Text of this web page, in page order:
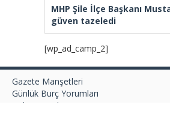
MHP Şile İlçe Başkanı
güven tazeledi
[wp_ad_camp_2]
Gazete Manşetleri
Günlük Burç Yorumları
Haber Gönder